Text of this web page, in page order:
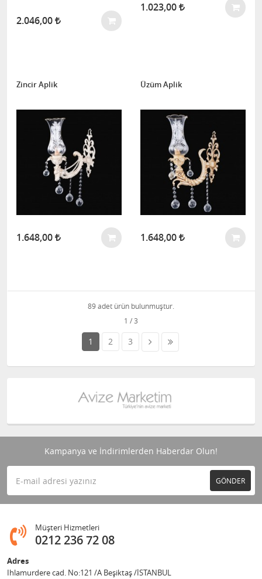
2.046,00
1.023,00
Zincir Aplik
1.648,00
Üzüm Aplik
1.648,00
89 adet ürün bulunmuştur.
1 2 3
Kampanya ve İndirimlerden Haberdar Olun!
GÖNDER
Müşteri Hizmetleri
0212 236 72 08
Adres
Ihlamurdere cad. No:121 /A Beşiktaş /İSTANBUL